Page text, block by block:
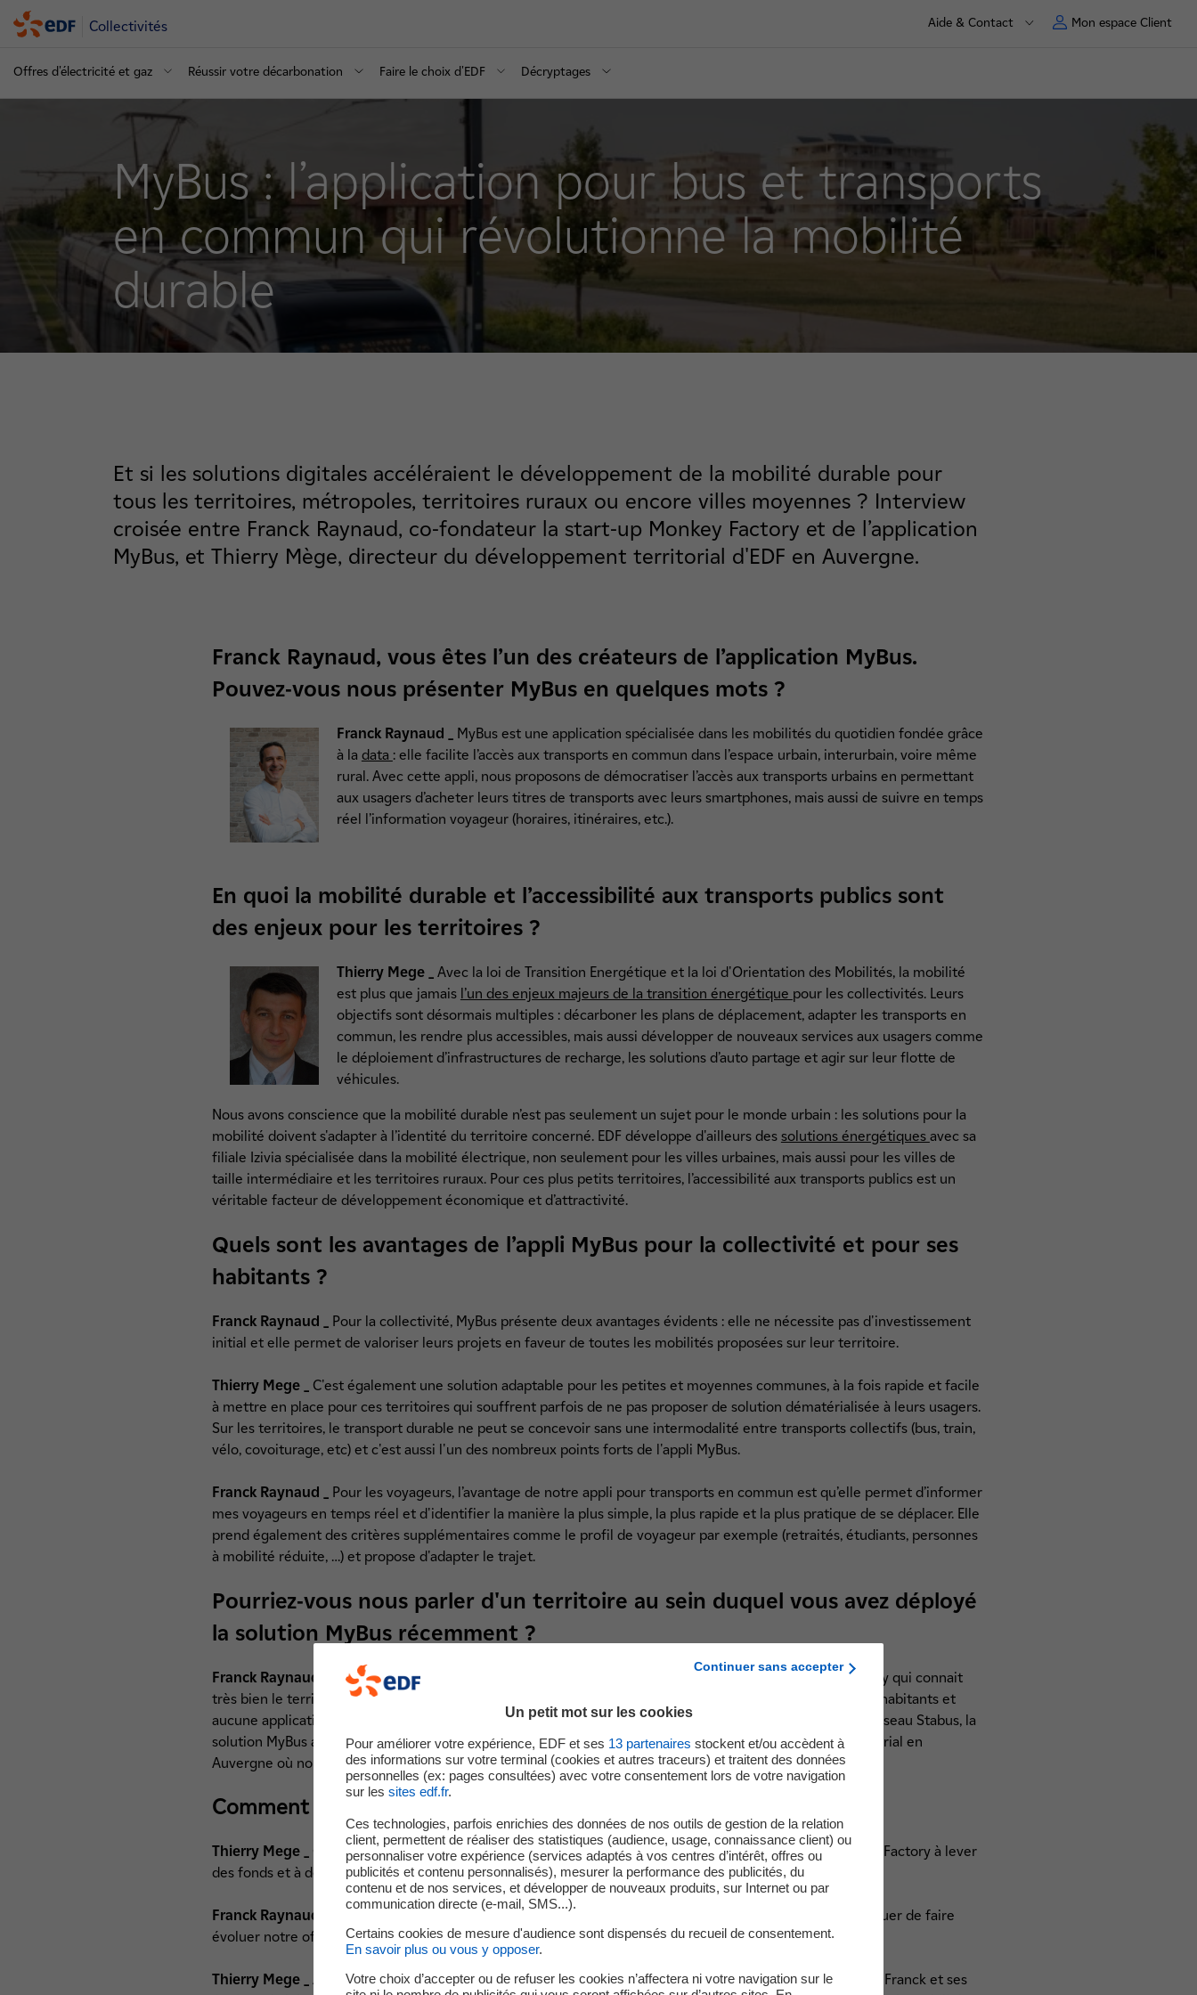
Collectivités Aide & Contact Mon espace Client
Offres d'électricité et gaz Réussir votre décarbonation Faire le choix d'EDF Décryptages
MyBus : l’application pour bus et transports
en commun qui révolutionne la mobilité
durable
Et si les solutions digitales accéléraient le développement de la mobilité durable pour
tous les territoires, métropoles, territoires ruraux ou encore villes moyennes ? Interview
croisée entre Franck Raynaud, co-fondateur la start-up Monkey Factory et de l’application
MyBus, et Thierry Mège, directeur du développement territorial d'EDF en Auvergne.
Franck Raynaud, vous êtes l’un des créateurs de l’application MyBus.
Pouvez-vous nous présenter MyBus en quelques mots ?
Franck Raynaud _
MyBus est une application spécialisée dans les mobilités du quotidien fondée grâce
à la data : elle facilite l’accès aux transports en commun dans l’espace urbain, interurbain, voire même
rural. Avec cette appli, nous proposons de démocratiser l’accès aux transports urbains en permettant
aux usagers d’acheter leurs titres de transports avec leurs smartphones, mais aussi de suivre en temps
réel l’information voyageur (horaires, itinéraires, etc.).
En quoi la mobilité durable et l’accessibilité aux transports publics sont
des enjeux pour les territoires ?
Thierry Mege _
Avec la loi de Transition Energétique et la loi d'Orientation des Mobilités, la mobilité
est plus que jamais l’un des enjeux majeurs de la transition énergétique pour les collectivités. Leurs
objectifs sont désormais multiples : décarboner les plans de déplacement, adapter les transports en
commun, les rendre plus accessibles, mais aussi développer de nouveaux services aux usagers comme
le déploiement d’infrastructures de recharge, les solutions d’auto partage et agir sur leur flotte de
véhicules.
Nous avons conscience que la mobilité durable n’est pas seulement un sujet pour le monde urbain : les solutions pour la
mobilité doivent s'adapter à l’identité du territoire concerné. EDF développe d'ailleurs des solutions énergétiques avec sa
filiale Izivia spécialisée dans la mobilité électrique, non seulement pour les villes urbaines, mais aussi pour les villes de
taille intermédiaire et les territoires ruraux. Pour ces plus petits territoires, l’accessibilité aux transports publics est un
véritable facteur de développement économique et d’attractivité.
Quels sont les avantages de l’appli MyBus pour la collectivité et pour ses
habitants ?
Franck Raynaud _
Pour la collectivité, MyBus présente deux avantages évidents : elle ne nécessite pas d'investissement
initial et elle permet de valoriser leurs projets en faveur de toutes les mobilités proposées sur leur territoire.
Thierry Mege _
C'est également une solution adaptable pour les petites et moyennes communes, à la fois rapide et facile
à mettre en place pour ces territoires qui souffrent parfois de ne pas proposer de solution dématérialisée à leurs usagers.
Sur les territoires, le transport durable ne peut se concevoir sans une intermodalité entre transports collectifs (bus, train,
vélo, covoiturage, etc) et c'est aussi l'un des nombreux points forts de l'appli MyBus.
Franck Raynaud _
Pour les voyageurs, l’avantage de notre appli pour transports en commun est qu’elle permet d’informer
mes voyageurs en temps réel et d'identifier la manière la plus simple, la plus rapide et la plus pratique de se déplacer. Elle
prend également des critères supplémentaires comme le profil de voyageur par exemple (retraités, étudiants, personnes
à mobilité réduite, …) et propose d'adapter le trajet.
Pourriez-vous nous parler d'un territoire au sein duquel vous avez déployé
la solution MyBus récemment ?
Franck Raynaud _ Début 2019, nous avons travaillé auprès de la
, avec l'appui de Thierry qui connait
très bien le territoire auvergnat. Ce projet était très intéressant car il couvrait un bassin de vie de 65 000 habitants et
aucune application mobile n'était encore proposée pour ses usagers. Comptant un réseau de 7 lignes, le réseau Stabus, la
solution MyBus a été déployée en 2 mois, ce qui est très rapide, et a permis de densifier le maillage territorial en
Auvergne où nous sommes déjà bien implantés avec Clermont-Ferrand, Riom, Vichy, Le Puy-en-Velay, etc.
Comment le groupe EDF a-t-il aidé MyBus dans son développement ?
Thierry Mege _ C'est par le biais d'EDF Pulse Croissanceque nous avons épaulé et aidé la start-up Monkey Factory à lever
des fonds et à développer leur application pour transports en commun MyBus.
Franck Raynaud _
Grâce à ce financement, nous avons recruté plus de développeurs pour, ensuite, continuer de faire
évoluer notre offre et pouvoir la commercialiser dans toute la France.
Thierry Mege _
Au delà de l'investissement d'EDF et de la Banque des territoires, cette alliance a permis à Franck et ses
Continuer sans accepter
Un petit mot sur les cookies
Pour améliorer votre expérience, EDF et ses 13 partenaires stockent et/ou accèdent à
des informations sur votre terminal (cookies et autres traceurs) et traitent des données
personnelles (ex: pages consultées) avec votre consentement lors de votre navigation
sur les sites edf.fr.
Ces technologies, parfois enrichies des données de nos outils de gestion de la relation
client, permettent de réaliser des statistiques (audience, usage, connaissance client) ou
personnaliser votre expérience (services adaptés à vos centres d’intérêt, offres ou
publicités et contenu personnalisés), mesurer la performance des publicités, du
contenu et de nos services, et développer de nouveaux produits, sur Internet ou par
communication directe (e-mail, SMS...).
Certains cookies de mesure d'audience sont dispensés du recueil de consentement.
En savoir plus ou vous y opposer.
Votre choix d’accepter ou de refuser les cookies n’affectera ni votre navigation sur le